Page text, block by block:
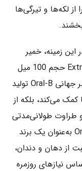
لکه‌ها و تیرگی‌ها
زمینه، خمیر
دندان سفید کننده اورال-بی مدل Extra White حجم 100 میل
است. این خمیر دندان که توسط برند معتبر جهانی Oral-B تولید
می‌کند، بلکه از
طراوت طولانی‌مدتی
را برای دهان شما به ارمغان می‌آورد. Oral-B به‌عنوان یک برند
از دهان و دندان،
نیازهای روزمره